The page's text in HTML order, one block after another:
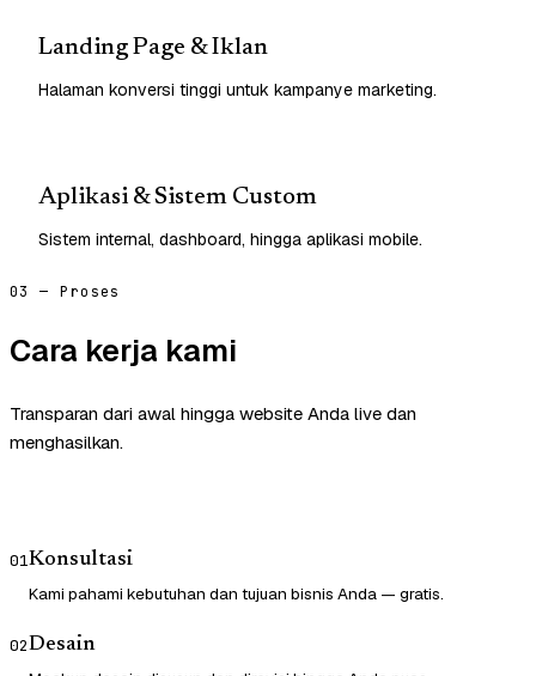
Landing Page & Iklan
Halaman konversi tinggi untuk kampanye marketing.
Aplikasi & Sistem Custom
Sistem internal, dashboard, hingga aplikasi mobile.
03 — Proses
Cara kerja kami
Transparan dari awal hingga website Anda live dan
menghasilkan.
01Konsultasi
Kami pahami kebutuhan dan tujuan bisnis Anda — gratis.
02Desain